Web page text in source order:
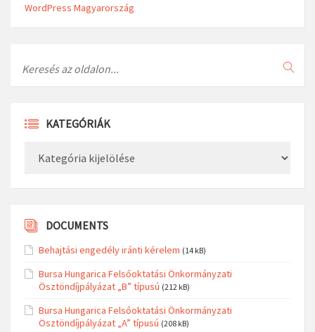
WordPress Magyarország
KATEGÓRIÁK
DOCUMENTS
Behajtási engedély iránti kérelem (14 kB)
Bursa Hungarica Felsőoktatási Önkormányzati
Ösztöndíjpályázat „B” típusú (212 kB)
Bursa Hungarica Felsőoktatási Önkormányzati
Ösztöndíjpályázat „A” típusú (208 kB)